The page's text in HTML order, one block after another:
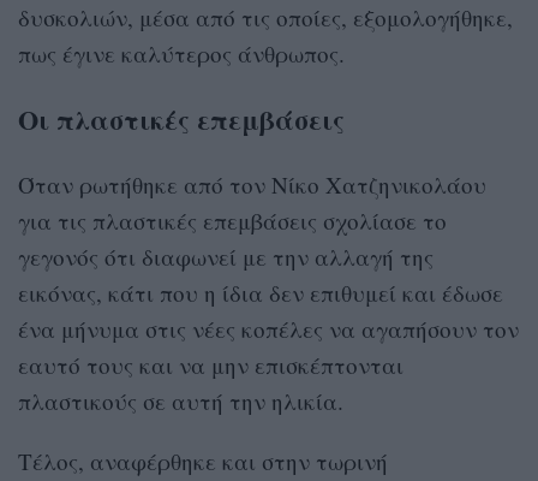
δυσκολιών, μέσα από τις οποίες, εξομολογήθηκε,
πως έγινε καλύτερος άνθρωπος.
Οι πλαστικές επεμβάσεις
Όταν ρωτήθηκε από τον Νίκο Χατζηνικολάου
για τις πλαστικές επεμβάσεις σχολίασε το
γεγονός ότι διαφωνεί με την αλλαγή της
εικόνας, κάτι που η ίδια δεν επιθυμεί και έδωσε
ένα μήνυμα στις νέες κοπέλες να αγαπήσουν τον
εαυτό τους και να μην επισκέπτονται
πλαστικούς σε αυτή την ηλικία.
Τέλος, αναφέρθηκε και στην τωρινή